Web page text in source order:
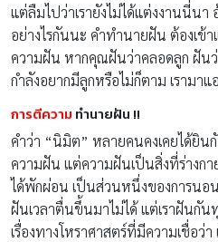
แต่ลืมไปว่าเรายังไม่ได้แต่งงานนี่น
อย่างไรกันนะ คำทำนายฝัน ต้องเ
ความฝัน หากคุณฝันว่าคลอดลูก ฝัน
กำลังอยากมีลูกหรือไม่ก็ตาม เรามา
การตีความ ทำนายฝัน !!
คำว่า “นิมิต” หลายคนคงเคยได้ยิน
ความฝัน แต่ความฝันเป็นสิ่งที่ร่างก
ได้พักผ่อน เป็นส่วนหนึ่งของการนอ
ฝันเวลาตื่นขึ้นมาไม่ได้ แต่เราฝันกั
เรื่องทางโหราศาสตร์ที่มีความเชื่อว่